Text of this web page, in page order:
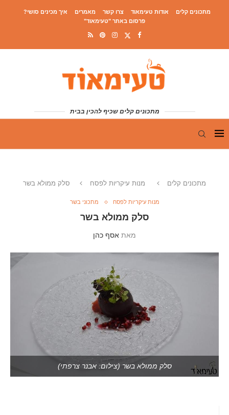
מתכונים קלים אודות טעימאוד צרו קשר מאמרים
איך מכינים סושי?
פרסום באתר "טעימאוד"
מתכונים קלים שכיף להכין בבית
מתכונים קלים מנות עיקריות לפסח סלק ממולא בשר
מנות עיקריות לפסח מתכוני בשר
סלק ממולא בשר
מאת אסף כהן
סלק ממולא בשר (צילום: אבנר צרפתי)